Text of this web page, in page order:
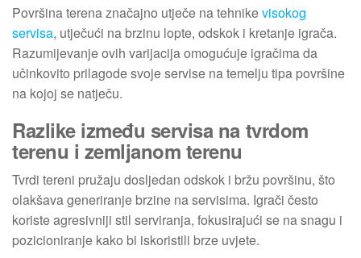
Površina terena značajno utječe na tehnikevisokog
servisa, utječući na brzinu lopte, odskok i kretanje igrača.
Razumijevanje ovih varijacija omogućuje igračima da
učinkovito prilagode svoje servise na temelju tipa površine
na kojoj se natječu.
Razlike između servisa na tvrdom
terenu i zemljanom terenu
Tvrdi tereni pružaju dosljedan odskok i bržu površinu, što
olakšava generiranje brzine na servisima. Igrači često
koriste agresivniji stil serviranja, fokusirajući se na snagu i
pozicioniranje kako bi iskoristili brze uvjete.